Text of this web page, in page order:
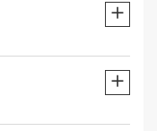
＋
＋